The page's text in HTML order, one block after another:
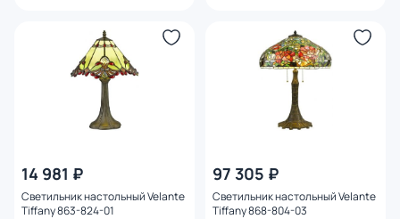
14 981 ₽
Светильник настольный Velante
Tiffany 863-824-01
97 305 ₽
Светильник настольный Velante
Tiffany 868-804-03